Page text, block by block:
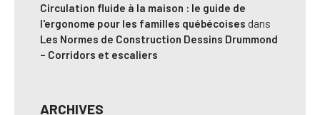
Circulation fluide à la maison : le guide de
l'ergonome pour les familles québécoises dans
Les Normes de Construction Dessins Drummond
– Corridors et escaliers
ARCHIVES